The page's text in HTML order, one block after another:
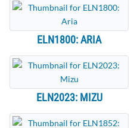
ELN1800: ARIA
ELN2023: MIZU